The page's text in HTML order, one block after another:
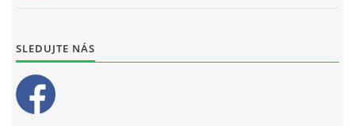
SLEDUJTE NÁS